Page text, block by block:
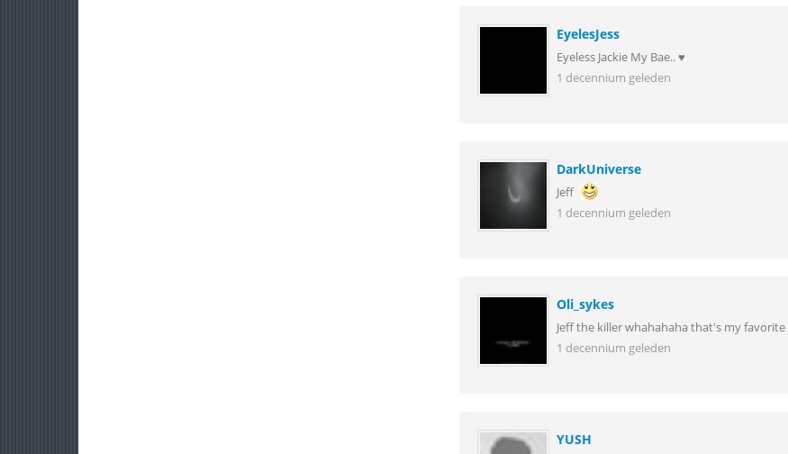
EyelesJess
Eyeless Jackie My Bae.. ♥
1 decennium geleden
DarkUniverse
Jeff
1 decennium geleden
Oli_sykes
Jeff the killer whahahaha that's my
1 decennium geleden
YUSH